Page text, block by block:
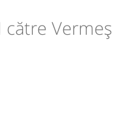
Vermeș